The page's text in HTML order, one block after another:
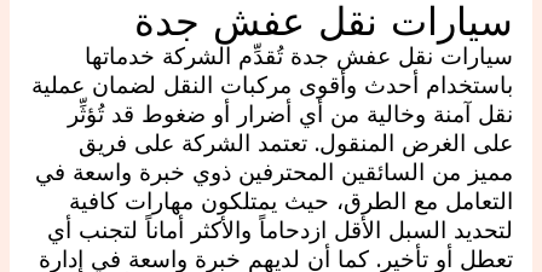
سيارات نقل عفش جدة
سيارات نقل عفش جدة تُقدِّم الشركة خدماتها
باستخدام أحدث وأقوى مركبات النقل لضمان عملية
نقل آمنة وخالية من أي أضرار أو ضغوط قد تُؤثِّر
على الغرض المنقول. تعتمد الشركة على فريق
مميز من السائقين المحترفين ذوي خبرة واسعة في
التعامل مع الطرق، حيث يمتلكون مهارات كافية
لتحديد السبل الأقل ازدحاماً والأكثر أماناً لتجنب أي
تعطل أو تأخير. كما أن لديهم خبرة واسعة في إدارة